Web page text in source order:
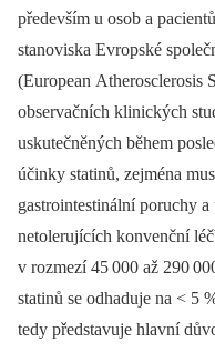
především u osob a
stanoviska Evropské
(European Atherosclerosis
observačních klinických
uskutečněných během
účinky statinů, zejména
gastrointestinální poruchy
netolerujících konvenční
v rozmezí 45000 až 290
statinů se odhaduje na < 5
tedy představuje hlavní